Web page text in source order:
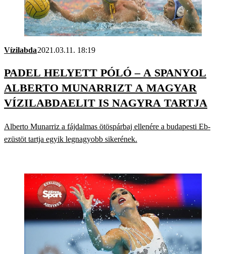
Vízilabda2021.03.11. 18:19
PADEL HELYETT PÓLÓ – A SPANYOL
ALBERTO MUNARRIZT A MAGYAR
VÍZILABDAELIT IS NAGYRA TARTJA
Alberto Munarriz a fájdalmas ötöspárbaj ellenére a budapesti Eb-
ezüstöt tartja egyik legnagyobb sikerének.